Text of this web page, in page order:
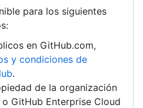
para los siguientes
en GitHub.com,
y condiciones de
.
de la organización
GitHub Enterprise Cloud